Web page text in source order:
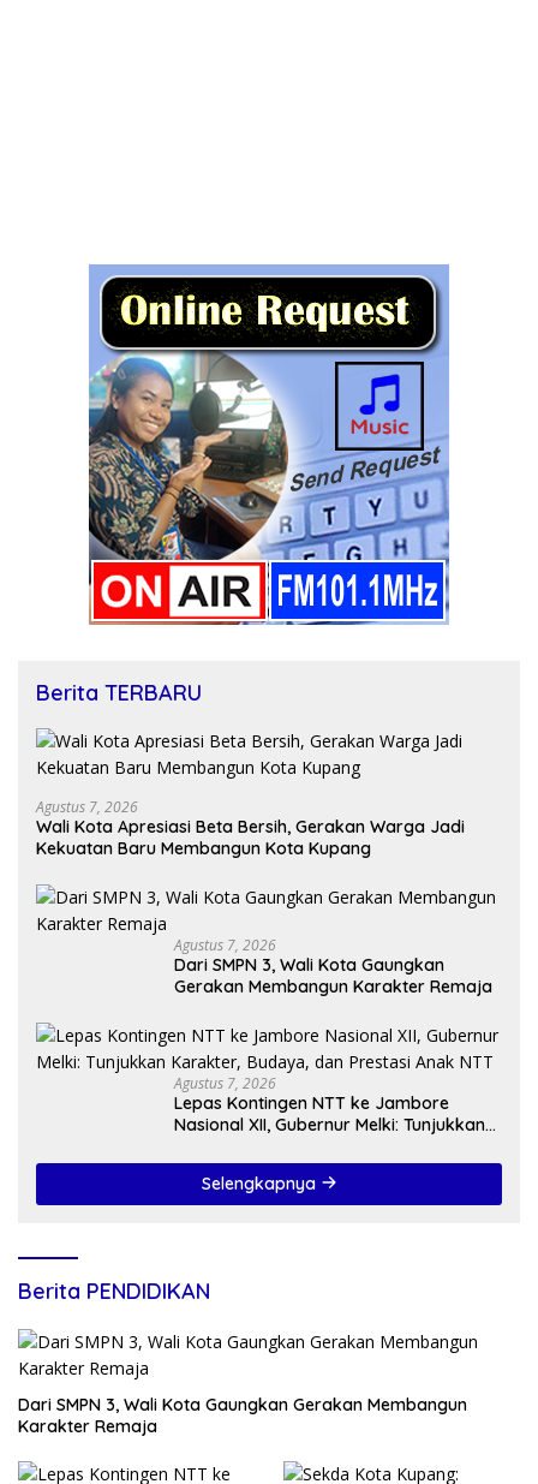
Berita TERBARU
Agustus 7, 2026
Wali Kota Apresiasi Beta Bersih, Gerakan Warga Jadi
Kekuatan Baru Membangun Kota Kupang
Agustus 7, 2026
Dari SMPN 3, Wali Kota Gaungkan
Gerakan Membangun Karakter Remaja
Agustus 7, 2026
Lepas Kontingen NTT ke Jambore
Nasional XII, Gubernur Melki: Tunjukkan
NTT
Selengkapnya
Berita PENDIDIKAN
Dari SMPN 3, Wali Kota Gaungkan Gerakan Membangun
Karakter Remaja